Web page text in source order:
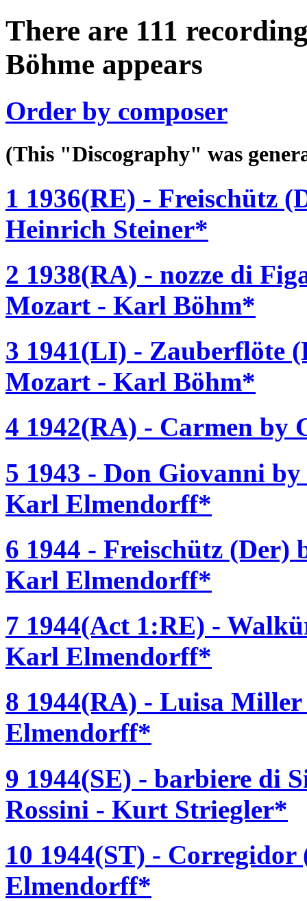
There are 111
Böhme appears
Order by composer
(This "Discography" was
1 1936(RE) - Freischütz
Heinrich Steiner*
2 1938(RA) - nozze di
Mozart - Karl Böhm*
3 1941(LI) - Zauberflöte
Mozart - Karl Böhm*
4 1942(RA) - Carmen by
5 1943 - Don Giovanni
Karl Elmendorff*
6 1944 - Freischütz
Karl Elmendorff*
7 1944(Act 1:RE) -
Karl Elmendorff*
8 1944(RA) - Luisa
Elmendorff*
9 1944(SE) - barbiere di
Rossini - Kurt Striegler*
10 1944(ST) -
Elmendorff*